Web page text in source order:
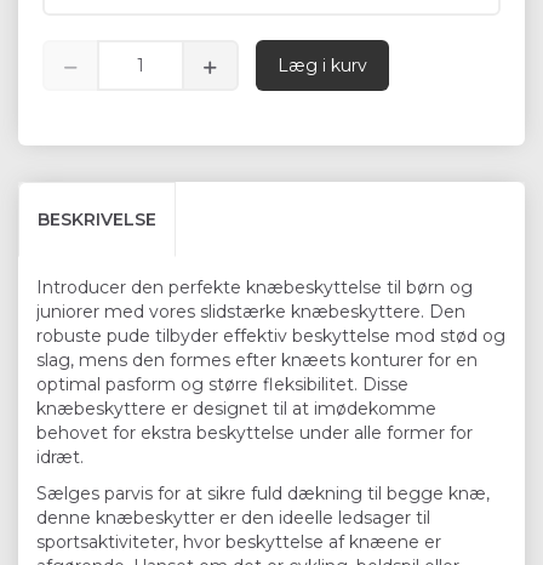
Læg i kurv
BESKRIVELSE
Introducer den perfekte knæbeskyttelse til børn og
juniorer med vores slidstærke knæbeskyttere. Den
robuste pude tilbyder effektiv beskyttelse mod stød og
slag, mens den formes efter knæets konturer for en
optimal pasform og større fleksibilitet. Disse
knæbeskyttere er designet til at imødekomme
behovet for ekstra beskyttelse under alle former for
idræt.
Sælges parvis for at sikre fuld dækning til begge knæ,
denne knæbeskytter er den ideelle ledsager til
sportsaktiviteter, hvor beskyttelse af knæene er